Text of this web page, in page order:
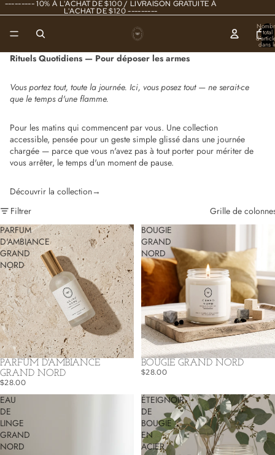
--------- 10% À L'ACHAT DE $100 / LIVRAISON GRATUITE À
L'ACHAT DE $120 ---------
total
dans
Rituels Quotidiens — Pour déposer les armes
Vous portez tout, toute la journée. Ici, vous posez tout — ne serait-ce
que le temps d'une flamme.
Pour les matins qui commencent par vous. Une collection
accessible, pensée pour un geste simple glissé dans une journée
chargée — parce que vous n'avez pas à tout porter pour mériter de
vous arrêter, le temps d'un moment de pause.
Découvrir la collection→
Filtrer
Grille de
PARFUM
D'AMBIANCE
GRAND
NORD
PARFUM D'AMBIANCE
GRAND NORD
$28.00
BOUGIE
GRAND
NORD
BOUGIE GRAND NORD
$28.00
EAU
DE
LINGE
GRAND
NORD
ÉTEIGNOIR
DE
BOUGIE
EN
ACIER